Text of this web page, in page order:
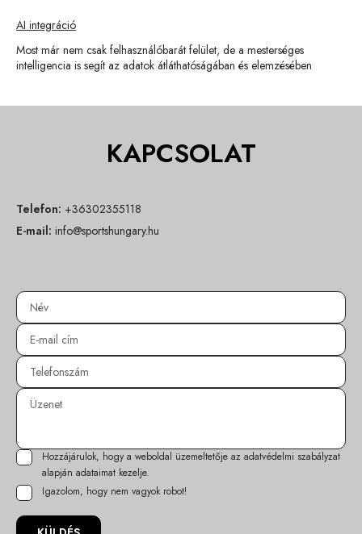
AI integráció
Most már nem csak felhasználóbarát felület, de a mesterséges
intelligencia is segít az adatok átláthatóságában és elemzésében
KAPCSOLAT
Telefon: +36302355118
E-mail: info@sportshungary.hu
Hozzájárulok, hogy a weboldal üzemeltetője az adatvédelmi szabályzat
alapján adataimat kezelje.
Igazolom, hogy nem vagyok robot!